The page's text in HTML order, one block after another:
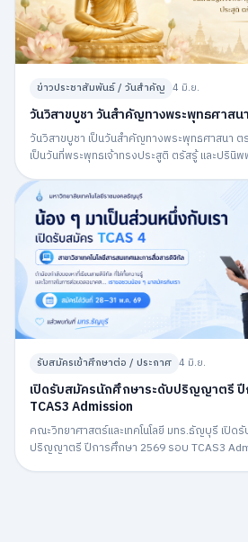
ข่าวประชาสัมพันธ์ / วันสำคัญ 4 มิ.ย.
วันวิสาขบูชา วันสำคัญทางพระพุทธศาสนา
วันวิสาขบูชา เป็นวันสำคัญทางพระพุทธศาสนา
เป็นวันที่พระพุทธเจ้าทรงประสูติ ตรัสรู้ และปรินิ
รับสมัครเข้าศึกษาต่อ / ประกาศ 4 มิ.ย.
เปิดรับสมัครนักศึกษาระดับปริญญาตรี ปี
TCAS3 Admission
คณะวิทยาศาสตร์และเทคโนโลยี มทร.ธัญบุรี เปิ
ปริญญาตรี ปีการศึกษา 2569 รอบ TCAS3